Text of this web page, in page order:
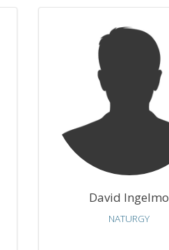
David Ingelmo
NATURGY